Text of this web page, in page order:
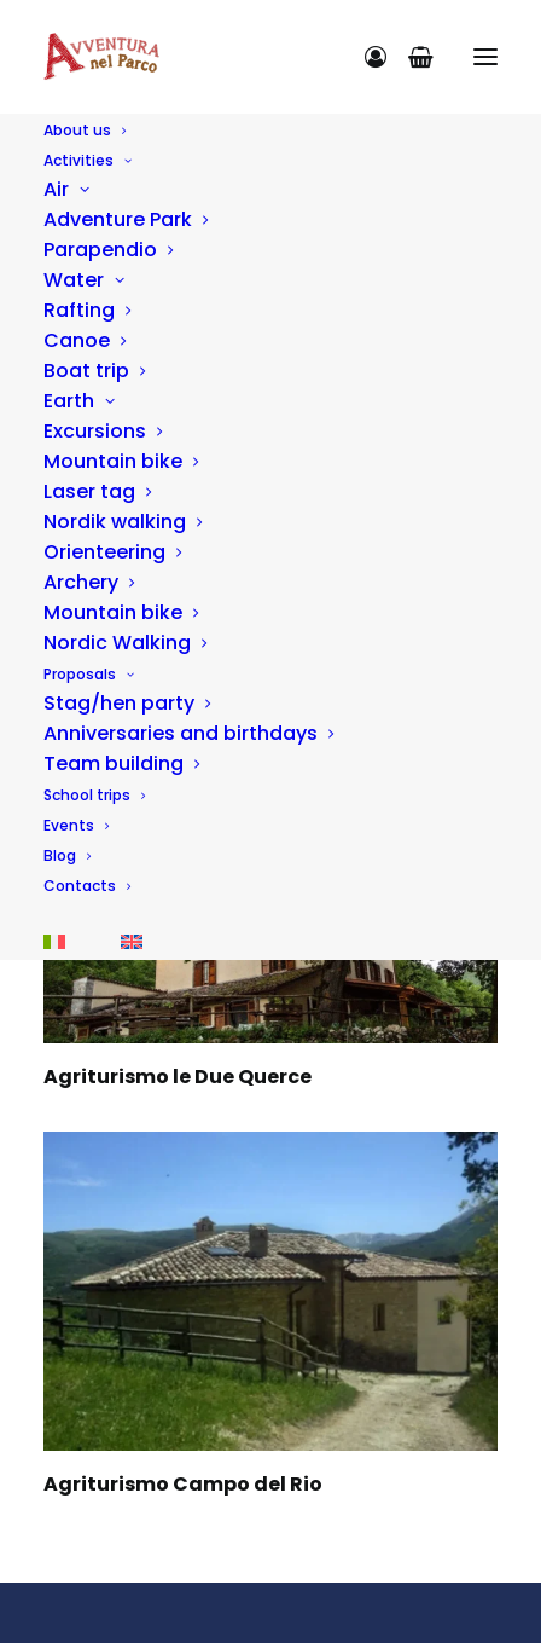
About us
Activities
Air
Adventure Park
Parapendio
Water
Rafting
Canoe
Boat trip
Earth
Excursions
Mountain bike
Laser tag
Nordik walking
Orienteering
Archery
Mountain bike
Nordic Walking
Proposals
Stag/hen party
Anniversaries and birthdays
Team building
School trips
Events
Blog
Contacts
Agriturismo le Due Querce
Agriturismo Campo del Rio